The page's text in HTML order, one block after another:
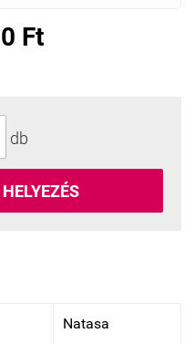
Ft
db
Natasa